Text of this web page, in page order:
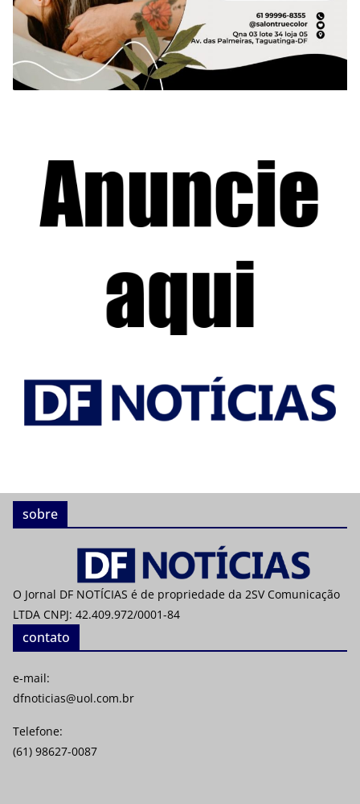
sobre
O Jornal DF NOTÍCIAS é de propriedade da 2SV Comunicação
LTDA CNPJ: 42.409.972/0001-84
contato
e-mail:
dfnoticias@uol.com.br
Telefone:
(61) 98627-0087